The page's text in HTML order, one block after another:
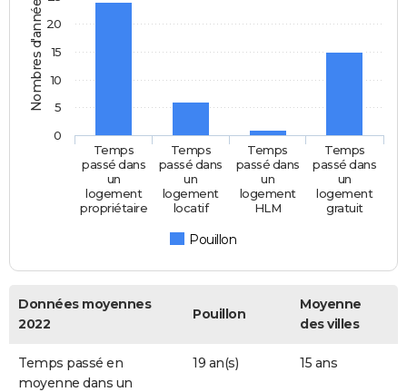
Nombres d'années
Pouillon
Temps
passé dans
un
logement
propriétaire
Temps
passé dans
un
logement
locatif
Temps
passé dans
un
logement
HLM
Temps
passé dans
un
logement
gratuit
0
5
10
15
20
Données moyennes
2022
Pouillon
Moyenne
des villes
Temps passé en
moyenne dans un
19 an(s) 15 ans